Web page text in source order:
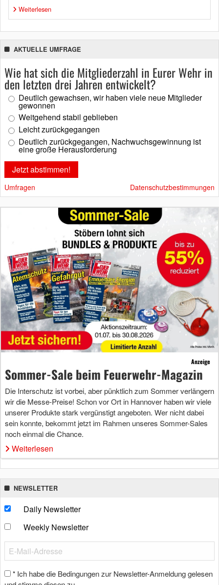
Weiterlesen
AKTUELLE UMFRAGE
Wie hat sich die Mitgliederzahl in Eurer Wehr in
den letzten drei Jahren entwickelt?
Deutlich gewachsen, wir haben viele neue Mitglieder
gewonnen
Weitgehend stabil geblieben
Leicht zurückgegangen
Deutlich zurückgegangen, Nachwuchsgewinnung ist
eine große Herausforderung
Umfragen Datenschutzbestimmungen
Anzeige
Sommer-Sale beim Feuerwehr-Magazin
Die Interschutz ist vorbei, aber pünktlich zum Sommer verlängern
wir die Messe-Preise! Schon vor Ort in Hannover haben wir viele
unserer Produkte stark vergünstigt angeboten. Wer nicht dabei
sein konnte, bekommt jetzt im Rahmen unseres Sommer-Sales
noch einmal die Chance.
Weiterlesen
NEWSLETTER
Daily Newsletter
Weekly Newsletter
* Ich habe die Bedingungen zur Newsletter-Anmeldung gelesen